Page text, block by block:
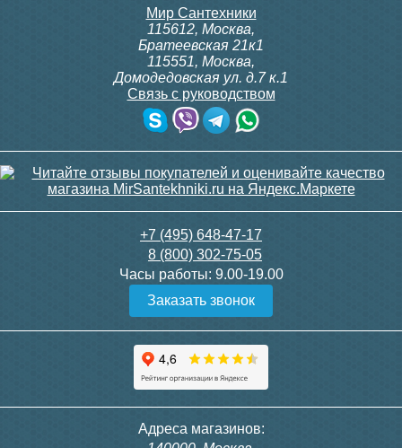
201
Подробнее Подробнее
Труба канализационная
ф50 х 1000мм "Ostendorf"
250
Труба канализационная
ф50 х 500мм "Ostendorf"
1,8мм
Мир Сантехники
115612, Москва,
Братеевская 21к1
115551, Москва,
Домодедовская ул. д.7 к.1
Связь с руководством
+7 (495) 648-47-17
8 (800) 302-75-05
Часы работы: 9.00-19.00
Заказать звонок
Адреса магазинов: